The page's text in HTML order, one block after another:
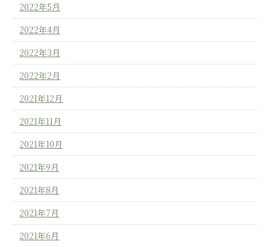
2022年5月
2022年4月
2022年3月
2022年2月
2021年12月
2021年11月
2021年10月
2021年9月
2021年8月
2021年7月
2021年6月